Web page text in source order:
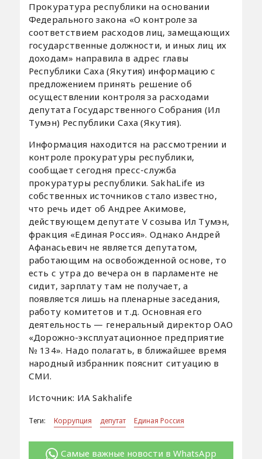
Прокуратура республики на основании
Федерального закона «О контроле за
соответствием расходов лиц, замещающих
государственные должности, и иных лиц их
доходам» направила в адрес главы
Республики Саха (Якутия) информацию с
предложением принять решение об
осуществлении контроля за расходами
депутата Государственного Собрания (Ил
Тумэн) Республики Саха (Якутия).
Информация находится на рассмотрении и
контроле прокуратуры республики,
сообщает сегодня пресс-служба
прокуратуры республики. SakhaLife из
собственных источников стало известно,
что речь идет об Андрее Акимове,
действующем депутате V созыва Ил Тумэн,
фракция «Единая Россия». Однако Андрей
Афанасьевич не является депутатом,
работающим на освобожденной основе, то
есть с утра до вечера он в парламенте не
сидит, зарплату там не получает, а
появляется лишь на пленарные заседания,
работу комитетов и т.д. Основная его
деятельность — генеральный директор ОАО
«Дорожно-эксплуатационное предприятие
№ 134». Надо полагать, в ближайшее время
народный избранник пояснит ситуацию в
СМИ.
Источник: ИА Sakhalife
Теги: Коррупция депутат Единая Россия
Самые важные новости в WhatsApp